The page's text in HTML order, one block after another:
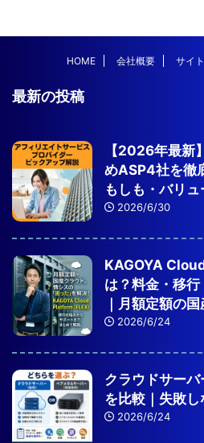
HOME 会社概要 サイ
最新の投稿
【2026年最新
めASP4社を徹
もしも・バリ
2026/6/30
KAGOYA
は？料金・移
｜月額定額の
2026/6/24
クラウドサー
を比較｜失敗
2026/6/24